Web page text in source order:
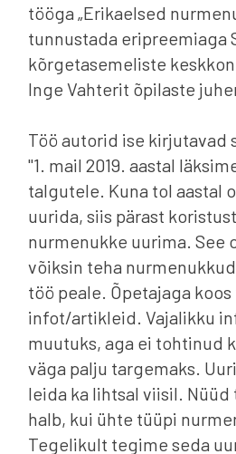
tööga „Erikaelsed
tunnustada eripreemiaga
kõrgetasemeliste
Inge Vahterit õpilaste
Töö autorid ise kirjutavad
"1. mail 2019. aastal
talgutele. Kuna tol aastal
uurida, siis pärast
nurmenukke uurima. See
võiksin teha
töö peale. Õpetajaga
infot/artikleid. Vajalikku
muutuks, aga ei tohtinud
väga palju targemaks.
leida ka lihtsal viisil.
halb, kui ühte tüüpi
Tegelikult tegime seda